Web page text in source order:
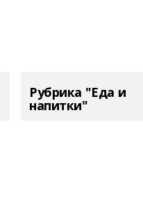
Рубрика "Еда и
напитки"